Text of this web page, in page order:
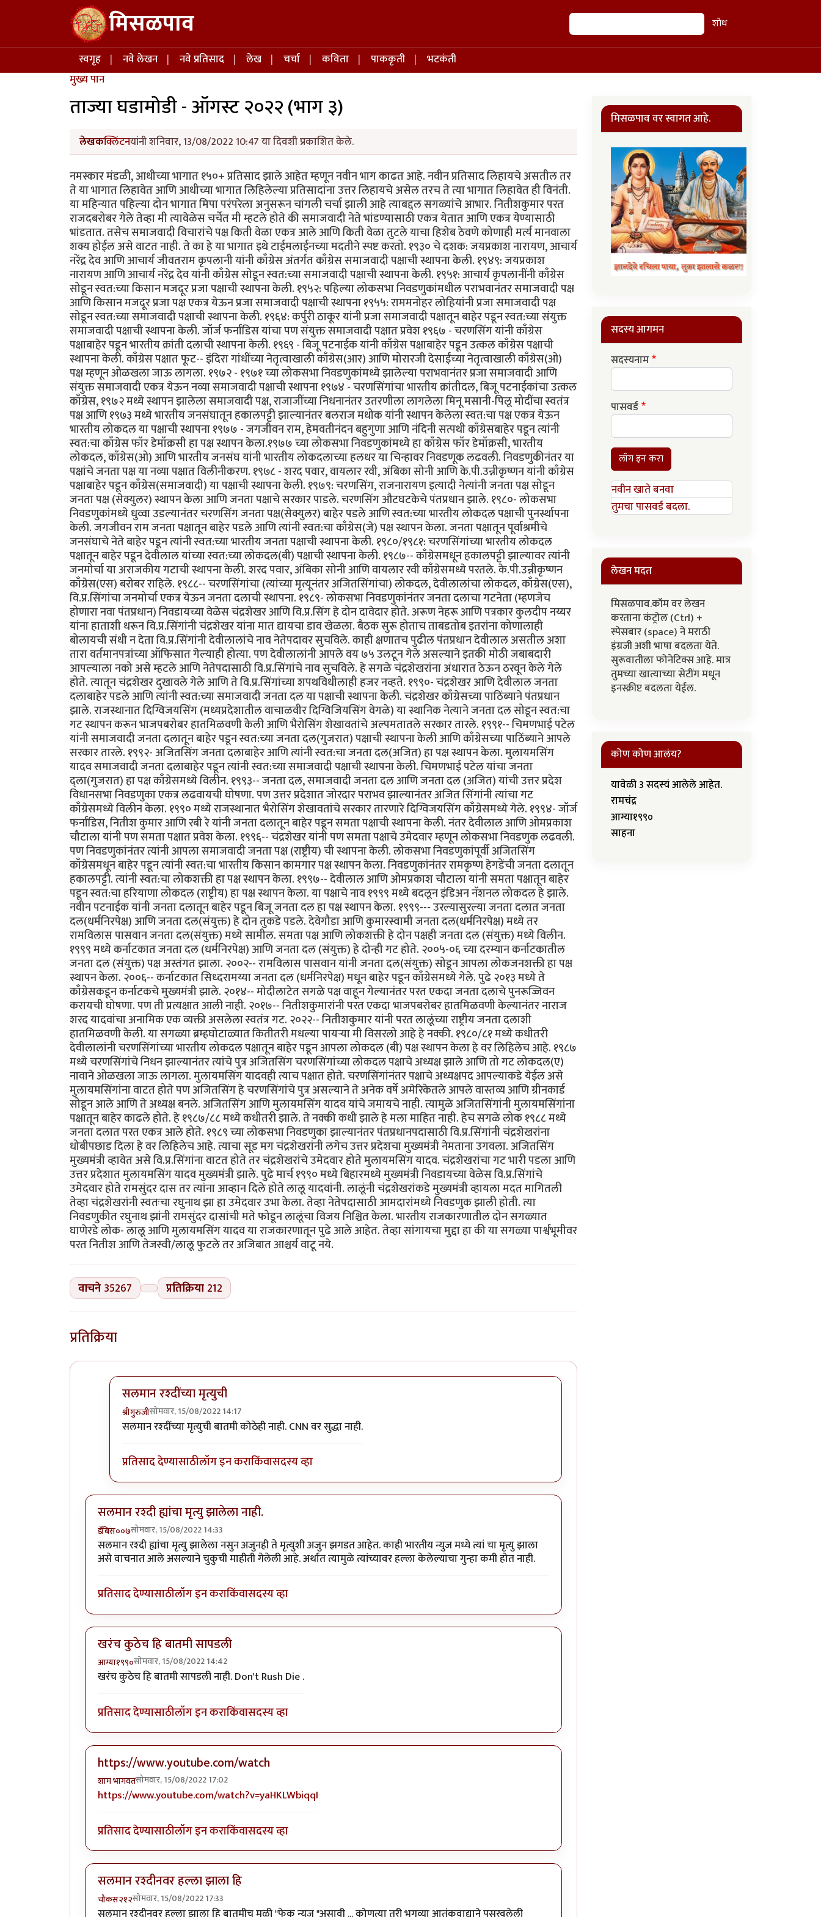
Skip to main content मिसळपाव शोध शोध
Main navigation
स्वगृह नवे लेखन नवे प्रतिसाद लेख चर्चा कविता पाककृती
भटकंती
मुख्य पान
ताज्या घडामोडी - ऑगस्ट २०२२ (भाग ३)
लेखकक्लिंटनयांनी शनिवार, 13/08/2022 10:47 या दिवशी प्रकाशित केले.
नमस्कार मंडळी, आधीच्या भागात १५०+ प्रतिसाद झाले आहेत म्हणून नवीन भाग काढत आहे. नवीन प्रतिसाद लिहायचे असतील तर
ते या भागात लिहावेत आणि आधीच्या भागात लिहिलेल्या प्रतिसादांना उत्तर लिहायचे असेल तरच ते त्या भागात लिहावेत ही विनंती.
या महिन्यात पहिल्या दोन भागात मिपा परंपरेला अनुसरून चांगली चर्चा झाली आहे त्याबद्दल सगळ्यांचे आभार. नितीशकुमार परत
राजदबरोबर गेले तेव्हा मी त्यावेळेस चर्चेत मी म्हटले होते की समाजवादी नेते भांडण्यासाठी एकत्र येतात आणि एकत्र येण्यासाठी
भांडतात. तसेच समाजवादी विचारांचे पक्ष किती वेळा एकत्र आले आणि किती वेळा तुटले याचा हिशेब ठेवणे कोणाही मर्त्य मानवाला
शक्य होईल असे वाटत नाही. ते का हे या भागात इथे टाईमलाईनच्या मदतीने स्पष्ट करतो. १९३० चे दशक: जयप्रकाश नारायण, आचार्य
नरेंद्र देव आणि आचार्य जीवतराम कृपलानी यांनी काँग्रेस अंतर्गत काँग्रेस समाजवादी पक्षाची स्थापना केली. १९४९: जयप्रकाश
नारायण आणि आचार्य नरेंद्र देव यांनी काँग्रेस सोडून स्वत:च्या समाजवादी पक्षाची स्थापना केली. १९५१: आचार्य कृपलानींनी काँग्रेस
सोडून स्वत:च्या किसान मजदूर प्रजा पक्षाची स्थापना केली. १९५२: पहिल्या लोकसभा निवडणुकांमधील पराभवानंतर समाजवादी पक्ष
आणि किसान मजदूर प्रजा पक्ष एकत्र येऊन प्रजा समाजवादी पक्षाची स्थापना १९५५: राममनोहर लोहियांनी प्रजा समाजवादी पक्ष
सोडून स्वत:च्या समाजवादी पक्षाची स्थापना केली. १९६४: कर्पुरी ठाकूर यांनी प्रजा समाजवादी पक्षातून बाहेर पडून स्वत:च्या संयुक्त
समाजवादी पक्षाची स्थापना केली. जॉर्ज फर्नांडिस यांचा पण संयुक्त समाजवादी पक्षात प्रवेश १९६७ - चरणसिंग यांनी काँग्रेस
पक्षाबाहेर पडून भारतीय क्रांती दलाची स्थापना केली. १९६९ - बिजू पटनाईक यांनी काँग्रेस पक्षाबाहेर पडून उत्कल काँग्रेस पक्षाची
स्थापना केली. काँग्रेस पक्षात फूट-- इंदिरा गांधींच्या नेतृत्वाखाली काँग्रेस(आर) आणि मोरारजी देसाईंच्या नेतृत्वाखाली काँग्रेस(ओ)
पक्ष म्हणून ओळखला जाऊ लागला. १९७२ - १९७१ च्या लोकसभा निवडणुकांमध्ये झालेल्या पराभवानंतर प्रजा समाजवादी आणि
संयुक्त समाजवादी एकत्र येऊन नव्या समाजवादी पक्षाची स्थापना १९७४ - चरणसिंगांचा भारतीय क्रांतीदल, बिजू पटनाईकांचा उत्कल
काँग्रेस, १९७२ मध्ये स्थापन झालेला समाजवादी पक्ष, राजाजींच्या निधनानंतर उतरणीला लागलेला मिनू मसानी-पिलू मोदींचा स्वतंत्र
पक्ष आणि १९७३ मध्ये भारतीय जनसंघातून हकालपट्टी झाल्यानंतर बलराज मधोक यांनी स्थापन केलेला स्वत:चा पक्ष एकत्र येऊन
भारतीय लोकदल या पक्षाची स्थापना १९७७ - जगजीवन राम, हेमवतीनंदन बहुगुणा आणि नंदिनी सत्पथी काँग्रेसबाहेर पडून त्यांनी
स्वत:चा काँग्रेस फॉर डेमॉक्रसी हा पक्ष स्थापन केला.१९७७ च्या लोकसभा निवडणुकांमध्ये हा काँग्रेस फॉर डेमॉक्रसी, भारतीय
लोकदल, काँग्रेस(ओ) आणि भारतीय जनसंघ यांनी भारतीय लोकदलाच्या हलधर या चिन्हावर निवडणूक लढवली. निवडणुकीनंतर या
पक्षांचे जनता पक्ष या नव्या पक्षात विलीनीकरण. १९७८ - शरद पवार, वायलार रवी, अंबिका सोनी आणि के.पी.उन्नीकृष्णन यांनी काँग्रेस
पक्षाबाहेर पडून काँग्रेस(समाजवादी) या पक्षाची स्थापना केली. १९७९: चरणसिंग, राजनारायण इत्यादी नेत्यांनी जनता पक्ष सोडून
जनता पक्ष (सेक्युलर) स्थापन केला आणि जनता पक्षाचे सरकार पाडले. चरणसिंग औटघटकेचे पंतप्रधान झाले. १९८०- लोकसभा
निवडणुकांमध्ये धुव्वा उडल्यानंतर चरणसिंग जनता पक्ष(सेक्युलर) बाहेर पडले आणि स्वत:च्या भारतीय लोकदल पक्षाची पुनर्स्थापना
केली. जगजीवन राम जनता पक्षातून बाहेर पडले आणि त्यांनी स्वत:चा काँग्रेस(जे) पक्ष स्थापन केला. जनता पक्षातून पूर्वाश्रमीचे
जनसंघाचे नेते बाहेर पडून त्यांनी स्वत:च्या भारतीय जनता पक्षाची स्थापना केली. १९८०/१९८१: चरणसिंगांच्या भारतीय लोकदल
पक्षातून बाहेर पडून देवीलाल यांच्या स्वत:च्या लोकदल(बी) पक्षाची स्थापना केली. १९८७-- काँग्रेसमधून हकालपट्टी झाल्यावर त्यांनी
जनमोर्चा या अराजकीय गटाची स्थापना केली. शरद पवार, अंबिका सोनी आणि वायलार रवी काँग्रेसमध्ये परतले. के.पी.उन्नीकृष्णन
काँग्रेस(एस) बरोबर राहिले. १९८८-- चरणसिंगांचा (त्यांच्या मृत्यूनंतर अजितसिंगांचा) लोकदल, देवीलालांचा लोकदल, काँग्रेस(एस),
वि.प्र.सिंगांचा जनमोर्चा एकत्र येऊन जनता दलाची स्थापना. १९८९- लोकसभा निवडणुकांनंतर जनता दलाचा गटनेता (म्हणजेच
होणारा नवा पंतप्रधान) निवडायच्या वेळेस चंद्रशेखर आणि वि.प्र.सिंग हे दोन दावेदार होते. अरूण नेहरू आणि पत्रकार कुलदीप नय्यर
यांना हाताशी धरून वि.प्र.सिंगांनी चंद्रशेखर यांना मात द्यायचा डाव खेळला. बैठक सुरू होताच ताबडतोब इतरांना कोणालाही
बोलायची संधी न देता वि.प्र.सिंगांनी देवीलालांचे नाव नेतेपदावर सुचविले. काही क्षणातच पुढील पंतप्रधान देवीलाल असतील अशा
तारा वर्तमानपत्रांच्या ऑफिसात गेल्याही होत्या. पण देवीलालांनी आपले वय ७५ उलटून गेले असल्याने इतकी मोठी जबाबदारी
आपल्याला नको असे म्हटले आणि नेतेपदासाठी वि.प्र.सिंगांचे नाव सुचविले. हे सगळे चंद्रशेखरांना अंधारात ठेऊन ठरवून केले गेले
होते. त्यातून चंद्रशेखर दुखावले गेले आणि ते वि.प्र.सिंगांच्या शपथविधीलाही हजर नव्हते. १९९०- चंद्रशेखर आणि देवीलाल जनता
दलाबाहेर पडले आणि त्यांनी स्वत:च्या समाजवादी जनता दल या पक्षाची स्थापना केली. चंद्रशेखर काँग्रेसच्या पाठिंब्याने पंतप्रधान
झाले. राजस्थानात दिग्विजयसिंग (मध्यप्रदेशातील वाचाळवीर दिग्विजियसिंग वेगळे) या स्थानिक नेत्याने जनता दल सोडून स्वत:चा
गट स्थापन करून भाजपबरोबर हातमिळवणी केली आणि भैरोसिंग शेखावतांचे अल्पमतातले सरकार तारले. १९९१-- चिमणभाई पटेल
यांनी समाजवादी जनता दलातून बाहेर पडून स्वत:च्या जनता दल(गुजरात) पक्षाची स्थापना केली आणि काँग्रेसच्या पाठिंब्याने आपले
सरकार तारले. १९९२- अजितसिंग जनता दलाबाहेर आणि त्यांनी स्वत:चा जनता दल(अजित) हा पक्ष स्थापन केला. मुलायमसिंग
यादव समाजवादी जनता दलाबाहेर पडून त्यांनी स्वत:च्या समाजवादी पक्षाची स्थापना केली. चिमणभाई पटेल यांचा जनता
द्ला(गुजरात) हा पक्ष काँग्रेसमध्ये विलीन. १९९३-- जनता दल, समाजवादी जनता दल आणि जनता दल (अजित) यांची उत्तर प्रदेश
विधानसभा निवडणुका एकत्र लढवायची घोषणा. पण उत्तर प्रदेशात जोरदार पराभव झाल्यानंतर अजित सिंगांनी त्यांचा गट
काँग्रेसमध्ये विलीन केला. १९९० मध्ये राजस्थानात भैरोसिंग शेखावतांचे सरकार तारणारे दिग्विजयसिंग काँग्रेसमध्ये गेले. १९९४- जॉर्ज
फर्नांडिस, नितीश कुमार आणि रबी रे यांनी जनता दलातून बाहेर पडून समता पक्षाची स्थापना केली. नंतर देवीलाल आणि ओमप्रकाश
चौटाला यांनी पण समता पक्षात प्रवेश केला. १९९६-- चंद्रशेखर यांनी पण समता पक्षाचे उमेदवार म्हणून लोकसभा निवडणुक लढवली.
पण निवडणुकांनंतर त्यांनी आपला समाजवादी जनता पक्ष (राष्ट्रीय) ची स्थापना केली. लोकसभा निवडणुकांपूर्वी अजितसिंग
काँग्रेसमधून बाहेर पडून त्यांनी स्वत:चा भारतीय किसान कामगार पक्ष स्थापन केला. निवडणुकांनंतर रामकृष्ण हेगडेंची जनता दलातून
हकालपट्टी. त्यांनी स्वत:चा लोकशक्ती हा पक्ष स्थापन केला. १९९७-- देवीलाल आणि ओमप्रकाश चौटाला यांनी समता पक्षातून बाहेर
पडून स्वत:चा हरियाणा लोकदल (राष्ट्रीय) हा पक्ष स्थापन केला. या पक्षाचे नाव १९९९ मध्ये बदलून इंडिअन नॅशनल लोकदल हे झाले.
नवीन पटनाईक यांनी जनता दलातून बाहेर पडून बिजू जनता दल हा पक्ष स्थापन केला. १९९९--- उरल्यासुरल्या जनता दलात जनता
दल(धर्मनिरपेक्ष) आणि जनता दल(संयुक्त) हे दोन तुकडे पडले. देवेगौडा आणि कुमारस्वामी जनता दल(धर्मनिरपेक्ष) मध्ये तर
रामविलास पासवान जनता दल(संयुक्त) मध्ये सामील. समता पक्ष आणि लोकशक्ती हे दोन पक्षही जनता दल (संयुक्त) मध्ये विलीन.
१९९९ मध्ये कर्नाटकात जनता दल (धर्मनिरपेक्ष) आणि जनता दल (संयुक्त) हे दोन्ही गट होते. २००५-०६ च्या दरम्यान कर्नाटकातील
जनता दल (संयुक्त) पक्ष अस्तंगत झाला. २००२-- रामविलास पासवान यांनी जनता दल(संयुक्त) सोडून आपला लोकजनशक्ती हा पक्ष
स्थापन केला. २००६-- कर्नाटकात सिध्दरामय्या जनता दल (धर्मनिरपेक्ष) मधून बाहेर पडून काँग्रेसमध्ये गेले. पुढे २०१३ मध्ये ते
काँग्रेसकडून कर्नाटकचे मुख्यमंत्री झाले. २०१४-- मोदीलाटेत सगळे पक्ष वाहून गेल्यानंतर परत एकदा जनता दलाचे पुनरूज्जिवन
करायची घोषणा. पण ती प्रत्यक्षात आली नाही. २०१७-- नितीशकुमारांनी परत एकदा भाजपबरोबर हातमिळवणी केल्यानंतर नाराज
शरद यादवांचा अनामिक एक व्यक्ती असलेला स्वतंत्र गट. २०२२-- नितीशकुमार यांनी परत लालूंच्या राष्ट्रीय जनता दलाशी
हातमिळवणी केली. या सगळ्या ब्रम्हघोटाळ्यात कितीतरी मधल्या पायऱ्या मी विसरलो आहे हे नक्की. १९८०/८१ मध्ये कधीतरी
देवीलालांनी चरणसिंगांच्या भारतीय लोकदल पक्षातून बाहेर पडून आपला लोकदल (बी) पक्ष स्थापन केला हे वर लिहिलेच आहे. १९८७
मध्ये चरणसिंगांचे निधन झाल्यानंतर त्यांचे पुत्र अजितसिंग चरणसिंगांच्या लोकदल पक्षाचे अध्यक्ष झाले आणि तो गट लोकदल(ए)
नावाने ओळखला जाऊ लागला. मुलायमसिंग यादवही त्याच पक्षात होते. चरणसिंगांनंतर पक्षाचे अध्यक्षपद आपल्याकडे येईल असे
मुलायमसिंगांना वाटत होते पण अजितसिंग हे चरणसिंगांचे पुत्र असल्याने ते अनेक वर्षे अमेरिकेतले आपले वास्तव्य आणि ग्रीनकार्ड
सोडून आले आणि ते अध्यक्ष बनले. अजितसिंग आणि मुलायमसिंग यादव यांचे जमायचे नाही. त्यामुळे अजितसिंगांनी मुलायमसिंगांना
पक्षातून बाहेर काढले होते. हे १९८७/८८ मध्ये कधीतरी झाले. ते नक्की कधी झाले हे मला माहित नाही. हेच सगळे लोक १९८८ मध्ये
जनता दलात परत एकत्र आले होते. १९८९ च्या लोकसभा निवडणुका झाल्यानंतर पंतप्रधानपदासाठी वि.प्र.सिंगांनी चंद्रशेखरांना
धोबीपछाड दिला हे वर लिहिलेच आहे. त्याचा सूड मग चंद्रशेखरांनी लगेच उत्तर प्रदेशचा मुख्यमंत्री नेमताना उगवला. अजितसिंग
मुख्यमंत्री व्हावेत असे वि.प्र.सिंगांना वाटत होते तर चंद्रशेखरांचे उमेदवार होते मुलायमसिंग यादव. चंद्रशेखरांचा गट भारी पडला आणि
उत्तर प्रदेशात मुलायमसिंग यादव मुख्यमंत्री झाले. पुढे मार्च १९९० मध्ये बिहारमध्ये मुख्यमंत्री निवडायच्या वेळेस वि.प्र.सिंगांचे
उमेदवार होते रामसुंदर दास तर त्यांना आव्हान दिले होते लालू यादवांनी. लालूंनी चंद्रशेखरांकडे मुख्यमंत्री व्हायला मदत मागितली
तेव्हा चंद्रशेखरांनी स्वतःचा रघुनाथ झा हा उमेदवार उभा केला. तेव्हा नेतेपदासाठी आमदारांमध्ये निवडणुक झाली होती. त्या
निवडणुकीत रघुनाथ झांनी रामसुंदर दासांची मते फोडून लालूंचा विजय निश्चित केला. भारतीय राजकारणातील दोन सगळ्यात
घाणेरडे लोक- लालू आणि मुलायमसिंग यादव या राजकारणातून पुढे आले आहेत. तेव्हा सांगायचा मुद्दा हा की या सगळ्या पार्श्वभूमीवर
परत नितीश आणि तेजस्वी/लालू फुटले तर अजिबात आश्चर्य वाटू नये.
वाचने 35267 प्रतिक्रिया 212
प्रतिक्रिया
सलमान रश्दींच्या मृत्युची
श्रीगुरुजीसोमवार, 15/08/2022 14:17
In reply toविश्व प्रख्यात लेखक "सलमानbyडँबिस००७
सलमान रश्दींच्या मृत्युची बातमी कोठेही नाही. CNN वर सुद्धा नाही.
प्रतिसाद देण्यासाठीलॉग इन कराकिंवासदस्य व्हा
सलमान रश्दी ह्यांचा मृत्यु झालेला नाही.
डँबिस००७सोमवार, 15/08/2022 14:33
सलमान रश्दी ह्यांचा मृत्यु झालेला नसुन अजुनही ते मृत्युशी अजुन झगडत आहेत. काही भारतीय न्युज मध्ये त्यां चा मृत्यु झाला
असे वाचनात आले असल्याने चुकुची माहीती गेलेली आहे. अर्थात त्यामुळे त्यांच्यावर हल्ला केलेल्याचा गुन्हा कमी होत नाही.
प्रतिसाद देण्यासाठीलॉग इन कराकिंवासदस्य व्हा
खरंच कुठेच हि बातमी सापडली
आग्या१९९०सोमवार, 15/08/2022 14:42
खरंच कुठेच हि बातमी सापडली नाही. Don't Rush Die .
प्रतिसाद देण्यासाठीलॉग इन कराकिंवासदस्य व्हा
https://www.youtube.com/watch
शाम भागवतसोमवार, 15/08/2022 17:02
https://www.youtube.com/watch?v=yaHKLWbiqqI
प्रतिसाद देण्यासाठीलॉग इन कराकिंवासदस्य व्हा
सलमान रश्दीनवर हल्ला झाला हि
चौकस२१२सोमवार, 15/08/2022 17:33
मिसळपाव वर स्वागत आहे.
सदस्य आगमन
सदस्यनाम
पासवर्ड
लॉग इन करा
नवीन खाते बनवा
तुमचा पासवर्ड बदला.
लेखन मदत
मिसळपाव.कॉम वर लेखन
करताना कंट्रोल (Ctrl) +
स्पेसबार (space) ने मराठी
इंग्रजी अशी भाषा बदलता येते.
सुरूवातीला फोनेटिक्स आहे. मात्र
तुमच्या खात्याच्या सेटींग मधून
इनस्क्रीप्ट बदलता येईल.
कोण कोण आलंय?
यावेळी 3 सदस्यं आलेले आहेत.
रामचंद्र
आग्या१९९०
साहना